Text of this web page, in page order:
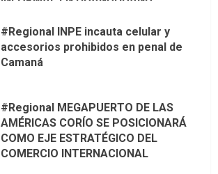
#Regional INPE incauta celular y
accesorios prohibidos en penal de
Camaná
#Regional MEGAPUERTO DE LAS
AMÉRICAS CORÍO SE POSICIONARÁ
COMO EJE ESTRATÉGICO DEL
COMERCIO INTERNACIONAL